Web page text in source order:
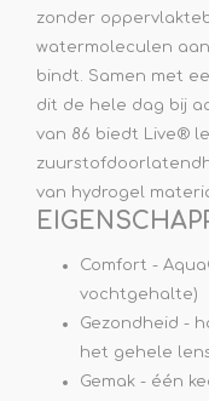
zonder
watermoleculen
bindt. Samen met
dit de hele dag bij
van 86 biedt Live®
van hydrogel
Comfort -
vochtgehalte)
Gezondheid -
het gehele
Gemak - één